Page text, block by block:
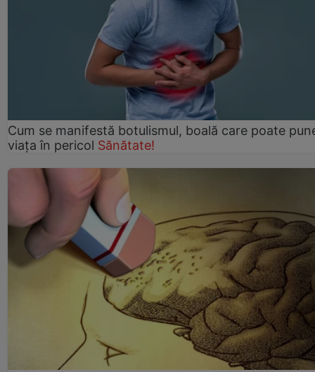
Cum se manifestă botulismul, boală care poate
viaţa în pericol Sănătate!